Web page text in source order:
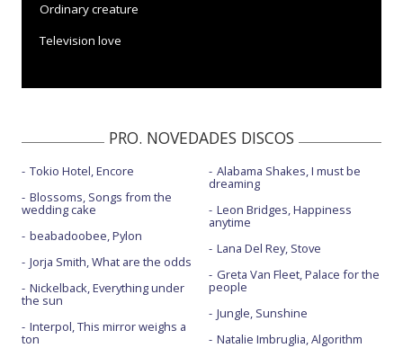
Ordinary creature
Television love
PRO. NOVEDADES DISCOS
Tokio Hotel, Encore
Blossoms, Songs from the
wedding cake
beabadoobee, Pylon
Jorja Smith, What are the odds
Nickelback, Everything under
the sun
Interpol, This mirror weighs a
ton
Alabama Shakes, I must be
dreaming
Leon Bridges, Happiness
anytime
Lana Del Rey, Stove
Greta Van Fleet, Palace for the
people
Jungle, Sunshine
Natalie Imbruglia, Algorithm